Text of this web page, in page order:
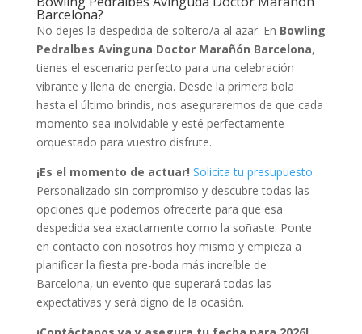
Barcelona?
No dejes la despedida de soltero/a al azar. En Bowling
Pedralbes Avinguna Doctor Marañón Barcelona,
tienes el escenario perfecto para una celebración
vibrante y llena de energía. Desde la primera bola
hasta el último brindis, nos aseguraremos de que cada
momento sea inolvidable y esté perfectamente
orquestado para vuestro disfrute.
¡Es el momento de actuar! Solicita tu presupuesto
Personalizado sin compromiso y descubre todas las
opciones que podemos ofrecerte para que esa
despedida sea exactamente como la soñaste. Ponte
en contacto con nosotros hoy mismo y empieza a
planificar la fiesta pre-boda más increíble de
Barcelona, un evento que superará todas las
expectativas y será digno de la ocasión.